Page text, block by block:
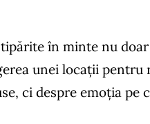
în minte nu
unei locații
ci despre emoția pe